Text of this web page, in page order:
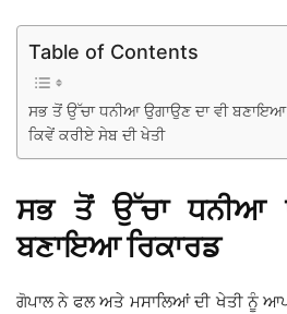
Table of Contents
ਸਭ ਤੋਂ ਉੱਚਾ ਧਨੀਆ ਉਗਾਉਣ ਦਾ ਵੀ ਬਣਾਇਆ
ਕਿਵੇਂ ਕਰੀਏ ਸੇਬ ਦੀ ਖੇਤੀ
ਸਭ ਤੋਂ ਉੱਚਾ ਧਨੀਆ
ਬਣਾਇਆ ਰਿਕਾਰਡ
ਗੋਪਾਲ ਨੇ ਫਲ ਅਤੇ ਮਸਾਲਿਆਂ ਦੀ ਖੇਤੀ ਨੂੰ